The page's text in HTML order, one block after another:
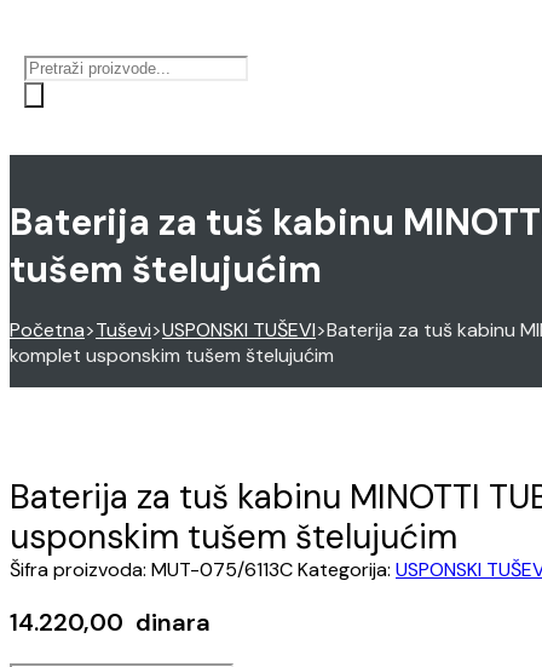
Products
search
Baterija za tuš kabinu
tušem štelujućim
Početna>Tuševi>USPONSKI TUŠEVI>Baterija za tuš kabinu
komplet usponskim tušem štelujućim
Baterija za tuš kabinu MINOTTI
usponskim tušem štelujućim
Šifra proizvoda: MUT-075/6113CKategorija: USPONSKI
14.220,00 dinara